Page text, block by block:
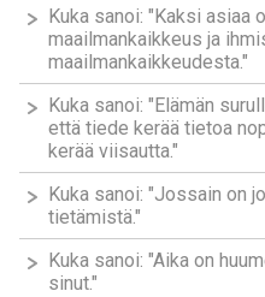
Kuka sanoi: "Kaksi asiaa
maailmankaikkeus ja
maailmankaikkeudesta."
Kuka sanoi: "Elämän
että tiede kerää tietoa
kerää viisautta."
Kuka sanoi: "Jossain on
tietämistä."
Kuka sanoi: "Aika on
sinut."